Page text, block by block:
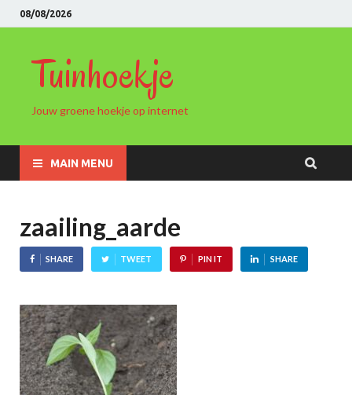
08/08/2026
Tuinhoekje
Jouw groene hoekje op internet
MAIN MENU
zaailing_aarde
SHARE TWEET PIN IT SHARE